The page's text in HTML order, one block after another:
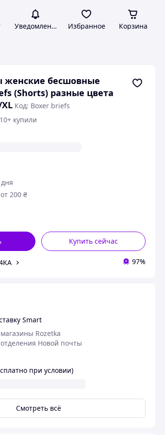
Уведомления Избранное Корзина
женские бесшовные
(Shorts) разные цвета
Код: Boxer briefs
10+ купили
200 ₴
Купить сейчас
97%
Smart
Rozetka
Новой почты
при условии)
Смотреть всё